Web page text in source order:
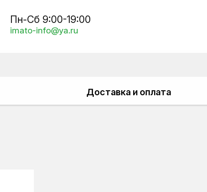
Пн-Сб 9:00-19:00
imato-info@ya.ru
Доставка и оплата